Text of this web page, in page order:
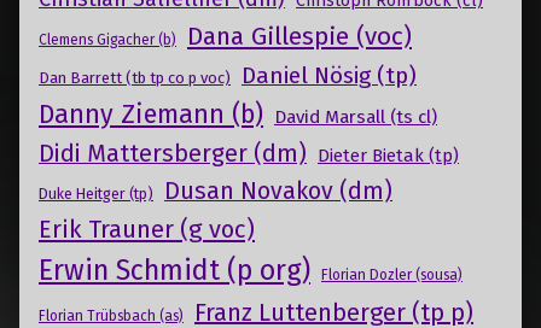
Clemens Gigacher (b) Dana Gillespie (voc)
Dan Barrett (tb tp co p voc) Daniel Nösig (tp)
Danny Ziemann (b) David Marsall (ts cl)
Didi Mattersberger (dm) Dieter Bietak (tp)
Duke Heitger (tp) Dusan Novakov (dm)
Erik Trauner (g voc)
Erwin Schmidt (p org) Florian Dozler (sousa)
Florian Trübsbach (as) Franz Luttenberger (tp p)